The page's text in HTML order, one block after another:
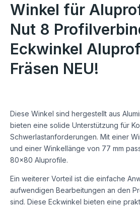
Winkel für
Nut 8
Eckwinkel
Fräsen NEU!
Diese Winkel sind hergestellt aus
bieten eine solide Unterstützung für
Schwerlastanforderungen. Mit einer
und einer Winkellänge von 77 mm
80×80 Aluprofile.
Ein weiterer Vorteil ist die einfache
aufwendigen Bearbeitungen an den
sind. Diese Eckwinkel bieten eine